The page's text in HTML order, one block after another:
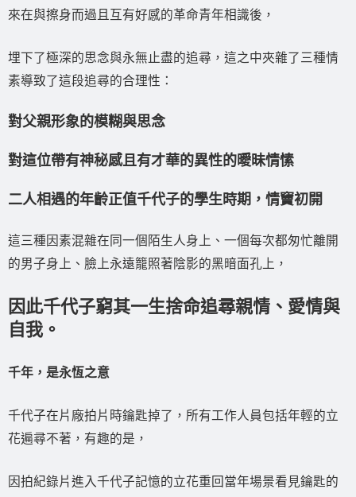
來在與擦身而過且互有好感的革命青年相識後，
埋下了極深的思念與永無止盡的追尋，這之中夾雜了三種情
素導致了這段追尋的合理性：
對父親形象的模糊與思念
對這位帶有神秘感且有才華的異性的曖昧情愫
二人相遇的年齡正值千代子的學生時期，情竇初開
這三種因素混雜在同一個陌生人身上、一個每次都匆忙離開
的男子身上、臉上永遠籠照著陰影的黑暗面孔上，
因此千代子窮其一生捨命追尋親情、愛情與
自我。
千年，是永恆之意
千代子在片廠拍片時鑰匙掉了，所有工作人員包括年輕的立
花遍尋不著，有趣的是，
因拍紀錄片進入千代子記憶的立花重回當年場景看見鑰匙的